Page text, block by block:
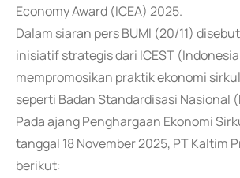
Economy Award (ICEA) 2025.
Dalam siaran pers BUMI (20/11)
inisiatif strategis dari ICEST
mempromosikan praktik ekonomi
seperti Badan Standardisasi Nasional
Pada ajang Penghargaan Ekonomi
tanggal 18 November 2025, PT Kaltim
berikut: